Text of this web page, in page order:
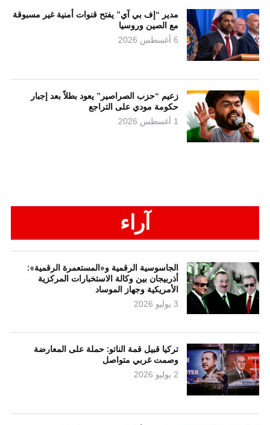
مدير “إف بي آي” يفتح قنوات أمنية غير مسبوقة
مع الصين وروسيا
6 أغسطس 2026
زعيم “حزب الصراصير” يعود بطلاً بعد إجبار
حكومة مودي على التراجع
1 أغسطس 2026
آراء
الجاسوسية الرقمية و«المستعمرة الرقمية»:
أذربيجان بين وكالة الاستخبارات المركزية
الأمريكية وجهاز الموساد
3 يوليو 2026
تركيا قبيل قمة الناتو: حملة على المعارضة
وصمت غربي متواصل
2 يوليو 2026